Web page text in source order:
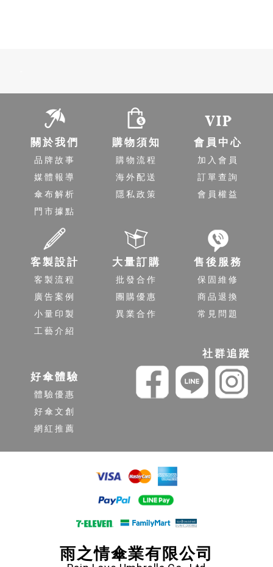
關於我們
品牌故事
媒體報導
傘布解析
門市據點
購物須知
購物流程
海外配送
隱私政策
會員中心
加入會員
訂單查詢
會員權益
客製設計
客製流程
廣告案例
小量印製
工藝介紹
大量訂購
批發合作
團購優惠
異業合作
售後服務
保固維修
商品退換
常見問題
好傘體驗
體驗優惠
好傘文創
網紅推薦
社群追蹤
雨之情傘業有限公司